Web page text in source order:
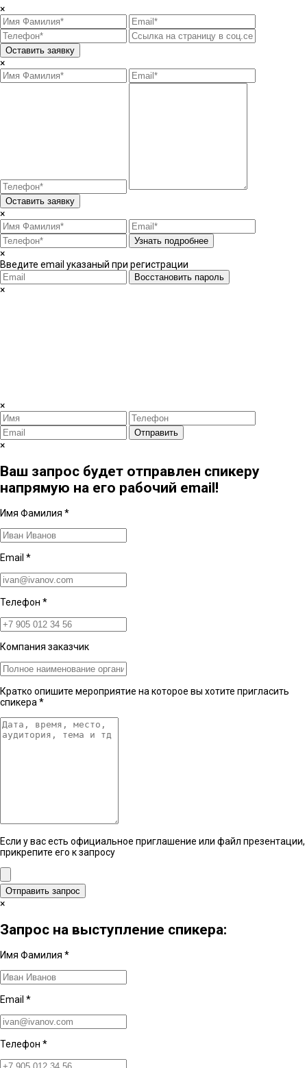
×
Оставить заявку
×
Оставить заявку
×
Узнать подробнее
×
Введите email указаный при регистрации
Восстановить пароль
×
×
Отправить
×
Ваш запрос будет отправлен спикеру
напрямую на его рабочий email!
Имя Фамилия *
Email *
Телефон *
Компания заказчик
Кратко опишите мероприятие на которое вы хотите пригласить
спикера *
Если у вас есть официальное приглашение или файл презентации,
прикрепите его к запросу
Отправить запрос
×
Запрос на выступление спикера:
Имя Фамилия *
Email *
Телефон *